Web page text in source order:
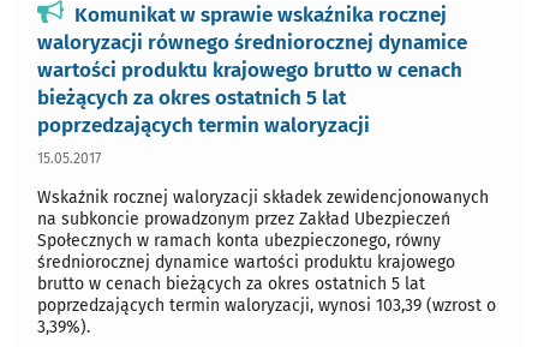
Komunikat w sprawie wskaźnika rocznej
waloryzacji równego średniorocznej dynamice
wartości produktu krajowego brutto w cenach
bieżących za okres ostatnich 5 lat
poprzedzających termin waloryzacji
15.05.2017
Wskaźnik rocznej waloryzacji składek zewidencjonowanych
na subkoncie prowadzonym przez Zakład Ubezpieczeń
Społecznych w ramach konta ubezpieczonego, równy
średniorocznej dynamice wartości produktu krajowego
brutto w cenach bieżących za okres ostatnich 5 lat
poprzedzających termin waloryzacji, wynosi 103,39 (wzrost o
3,39%).